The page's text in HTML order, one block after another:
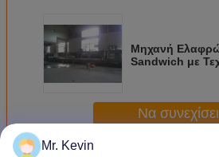
Μηχανή
Sandwich με
Να συνεχίσει
Mr. Kevin